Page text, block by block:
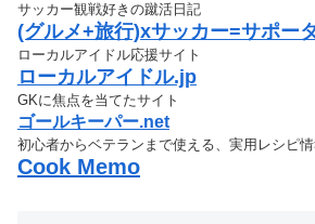
サッカー観戦好きの蹴活日記
(グルメ+旅行)xサッカー=サポー
ローカルアイドル応援サイト
ローカルアイドル.jp
GKに焦点を当てたサイト
ゴールキーパー.net
初心者からベテランまで使える、実用レシピ
Cook Memo